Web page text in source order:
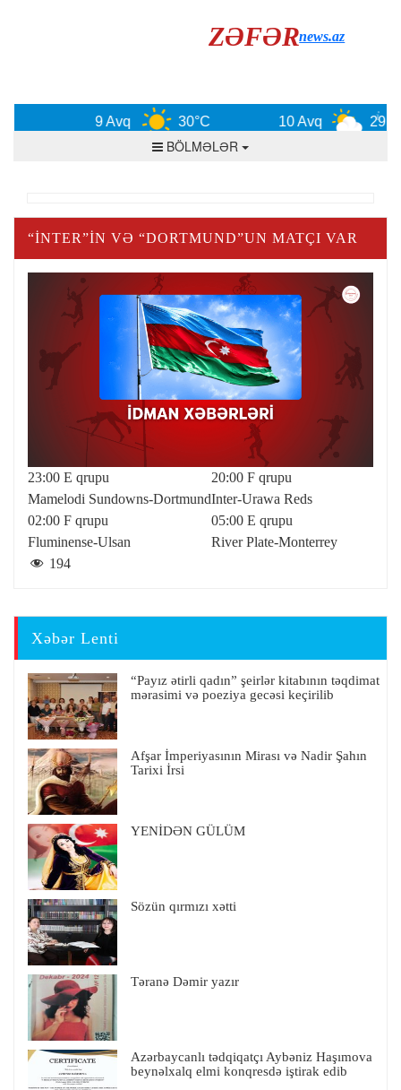
ZƏFƏRnews.az
9 Avq 30°C 10 Avq 29°C
BÖLMƏLƏR
“İNTER”IN VƏ “DORTMUND”UN MATÇI VAR
23:00 E qrupu
Mamelodi Sundowns-Dortmund
20:00 F qrupu
Inter-Urawa Reds
02:00 F qrupu
Fluminense-Ulsan
05:00 E qrupu
River Plate-Monterrey
194
Xəbər Lenti
“Payız ətirli qadın” şeirlər kitabının təqdimat
mərasimi və poeziya gecəsi keçirilib
Afşar İmperiyasının Mirası və Nadir Şahın
Tarixi İrsi
YENİDƏN GÜLÜM
Sözün qırmızı xətti
Təranə Dəmir yazır
Azərbaycanlı tədqiqatçı Aybəniz Haşımova
beynəlxalq elmi konqresdə iştirak edib